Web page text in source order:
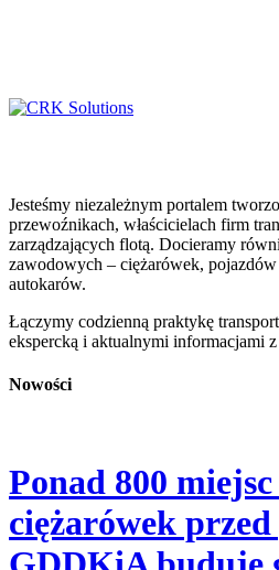
Jesteśmy niezależnym portalem
przewoźnikach, właścicielach firm
zarządzających flotą. Docieramy
zawodowych – ciężarówek,
autokarów.
Łączymy codzienną praktykę
ekspercką i aktualnymi informacjami z
Nowości
Ponad 800
ciężarówek